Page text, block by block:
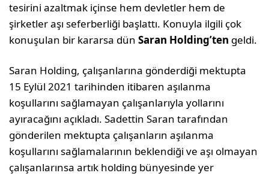
tesirini azaltmak içinse hem devletler hem de
şirketler aşı seferberliği başlattı. Konuyla ilgili çok
konuşulan bir kararsa dünSaran Holding’ten geldi.
Saran Holding, çalışanlarına gönderdiği mektupta
15 Eylül 2021 tarihinden itibaren aşılanma
koşullarını sağlamayan çalışanlarıyla yollarını
ayıracağını açıkladı. Sadettin Saran tarafından
gönderilen mektupta çalışanların aşılanma
koşullarını sağlamalarının beklendiği ve aşı olmayan
çalışanlarınsa artık holding bünyesinde yer